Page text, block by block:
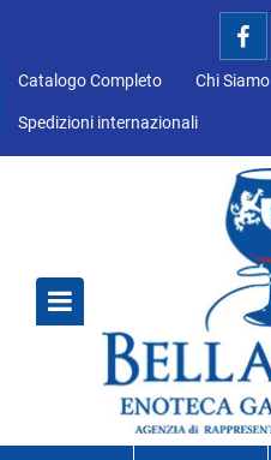
Catalogo Completo Chi Siamo
Spedizioni internazionali